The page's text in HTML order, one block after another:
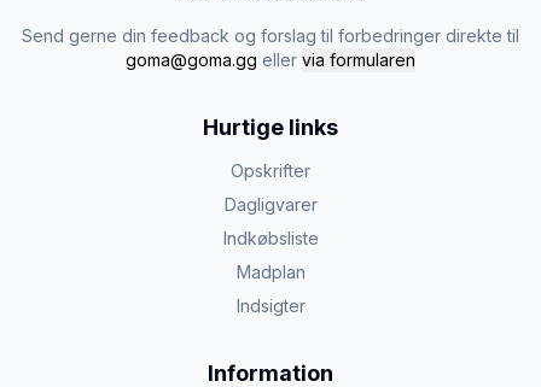
Send gerne din feedback og forslag til forbedringer direkte til
goma@goma.gg eller via formularen
Hurtige links
Opskrifter
Dagligvarer
Indkøbsliste
Madplan
Indsigter
Information